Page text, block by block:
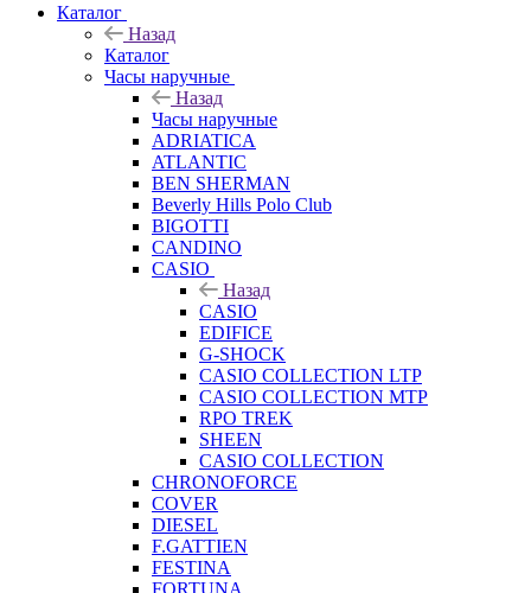
Каталог
Назад
Каталог
Часы наручные
Назад
Часы наручные
ADRIATICA
ATLANTIC
BEN SHERMAN
Beverly Hills Polo Club
BIGOTTI
CANDINO
CASIO
Назад
CASIO
EDIFICE
G-SHOCK
CASIO COLLECTION LTP
CASIO COLLECTION MTP
RPO TREK
SHEEN
CASIO COLLECTION
CHRONOFORCE
COVER
DIESEL
F.GATTIEN
FESTINA
FORTUNA